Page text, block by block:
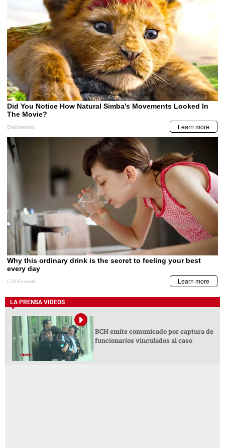
LA PRENSA VIDEOS
BCH emite comunicado por captura de
funcionarios vinculados al caso